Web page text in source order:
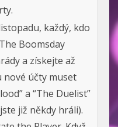
každý, kdo
Boomsday
a získejte až
nové účty muset
a “The Duelist”
již někdy hráli).